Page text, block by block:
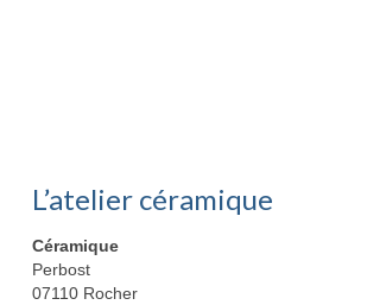
L’atelier céramique
Céramique
Perbost
07110 Rocher